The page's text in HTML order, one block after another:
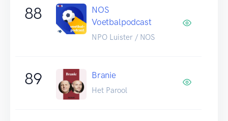
88
NOS
Voetbalpodcast
NPO Luister / NOS
89 Branie
Het Parool